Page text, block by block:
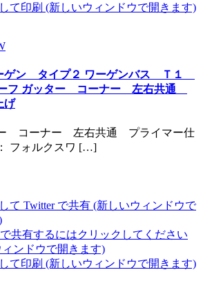
て印刷 (新しいウィンドウで開きます)
ゲン タイプ２ ワーゲンバス Ｔ１
フ ガッター コーナー 左右共通
げ
ー コーナー 左右共通 プライマー仕
フォルクスワ […]
て Twitter で共有 (新しいウィンドウで
で共有するにはクリックしてください
ンドウで開きます)
て印刷 (新しいウィンドウで開きます)